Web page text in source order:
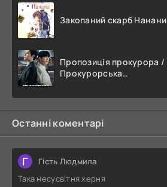
Закопаний скарб Нанани
Пропозиція прокурора /
Прокурорська
Останні коментарі
Г Гість Людмила
Така несусвітня херня